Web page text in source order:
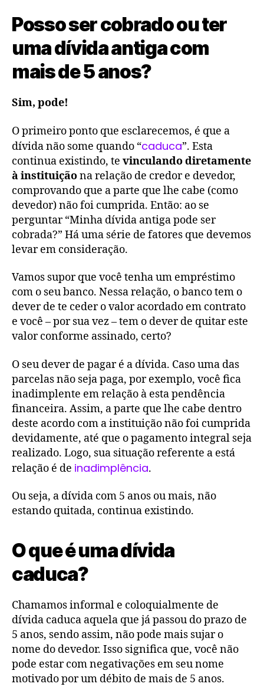
Posso ser cobrado ou ter
uma dívida antiga com
mais de 5 anos?
Sim, pode!
O primeiro ponto que esclarecemos, é que a
dívida não some quando “caduca”. Esta
continua existindo, te vinculando diretamente
à instituiçãona relação de credor e devedor,
comprovando que a parte que lhe cabe (como
devedor) não foi cumprida. Então: ao se
perguntar “Minha dívida antiga pode ser
cobrada?” Há uma série de fatores que devemos
levar em consideração.
Vamos supor que você tenha um empréstimo
com o seu banco. Nessa relação, o banco tem o
dever de te ceder o valor acordado em contrato
e você – por sua vez – tem o dever de quitar este
valor conforme assinado, certo?
O seu dever de pagar é a dívida. Caso uma das
parcelas não seja paga, por exemplo, você fica
inadimplente em relação à esta pendência
financeira. Assim, a parte que lhe cabe dentro
deste acordo com a instituição não foi cumprida
devidamente, até que o pagamento integral seja
realizado. Logo, sua situação referente a está
relação é de inadimplência.
Ou seja, a dívida com 5 anos ou mais, não
estando quitada, continua existindo.
O que é uma dívida
caduca?
Chamamos informal e coloquialmente de
dívida caduca aquela que já passou do prazo de
5 anos, sendo assim, não pode mais sujar o
nome do devedor. Isso significa que, você não
pode estar com negativações em seu nome
motivado por um débito de mais de 5 anos.